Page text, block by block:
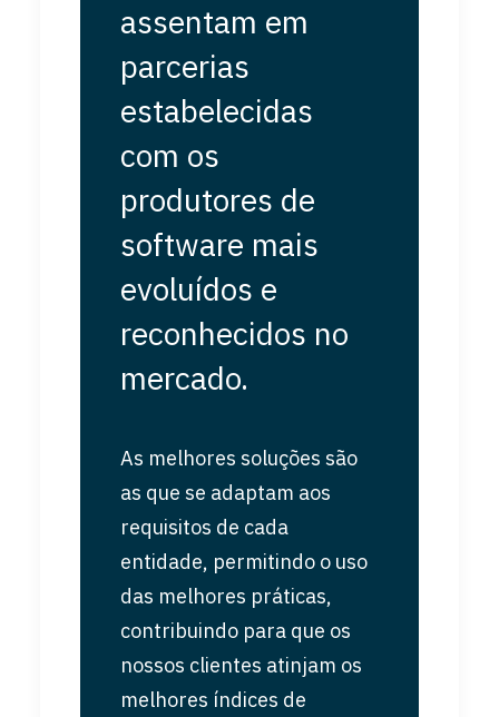
assentam em
parcerias
estabelecidas
com os
produtores de
software mais
evoluídos e
reconhecidos no
mercado.
As melhores soluções são
as que se adaptam aos
requisitos de cada
entidade, permitindo o uso
das melhores práticas,
contribuindo para que os
nossos clientes atinjam os
melhores índices de